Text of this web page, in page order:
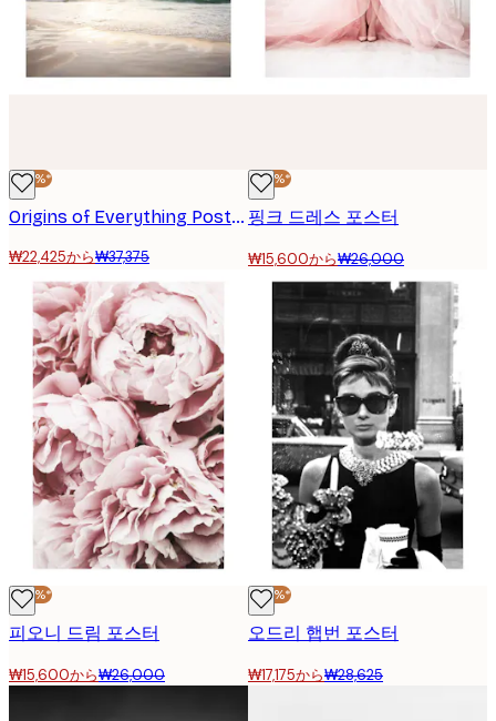
-40%*
Origins of Everything Poster
₩22,425から₩37,375
-40%*
핑크 드레스 포스터
₩15,600から₩26,000
-40%*
피오니 드림 포스터
₩15,600から₩26,000
-40%*
오드리 햅번 포스터
₩17,175から₩28,625